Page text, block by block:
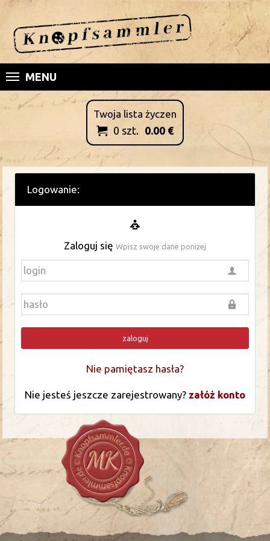
MENU
Twoja lista życzen
 0 szt. 0.00 €
Logowanie:
Zaloguj się Wpisz swoje dane poniżej
zaloguj
Nie pamiętasz hasła?
Nie jesteś jeszcze zarejestrowany? załóż konto